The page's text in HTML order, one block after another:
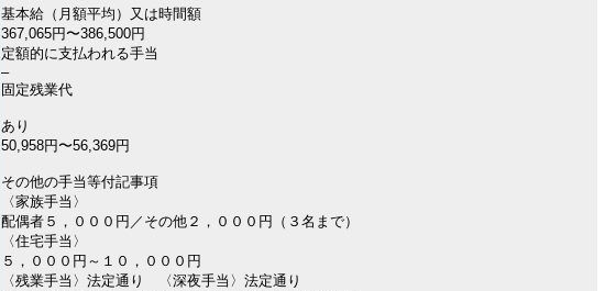
基本給（月額平均）又は時間額
367,065円〜386,500円
定額的に支払われる手当
–
固定残業代
あり
50,958円〜56,369円
その他の手当等付記事項
〈家族手当〉
配偶者５，０００円／その他２，０００円（３名まで）
〈住宅手当〉
５，０００円～１０，０００円
〈残業手当〉法定通り 〈深夜手当〉法定通り